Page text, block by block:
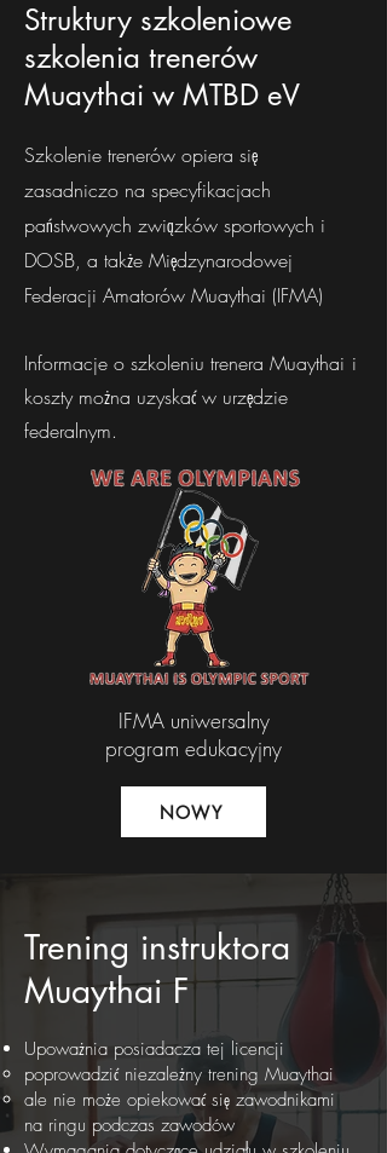
Struktury szkoleniowe
szkolenia trenerów
Muaythai w MTBD eV
Szkolenie trenerów opiera się
zasadniczo na specyfikacjach
państwowych związków sportowych i
DOSB, a także Międzynarodowej
Federacji Amatorów Muaythai (IFMA)
Informacje o szkoleniu trenera Muaythai i
koszty można uzyskać w urzędzie
federalnym.
IFMA uniwersalny
program edukacyjny
NOWY
Trening instruktora
Muaythai F
Upoważnia posiadacza tej licencji
poprowadzić niezależny trening Muaythai
ale nie może opiekować się zawodnikami
na ringu podczas zawodów